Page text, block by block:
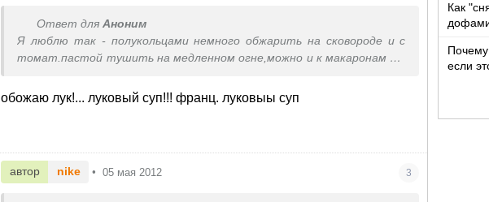
Ответ для Аноним
Я люблю так - полукольцами немного обжарить на сковороде и с
томат.пастой тушить на медленном огне,можно и к макаронам и к
обожаю лук!... луковый суп!!! франц. луковыы суп
автор nike • 05 мая 2012 3
Как
если